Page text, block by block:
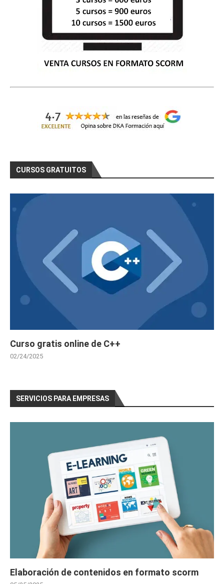
CURSOS GRATUITOS
Curso gratis online de C++
02/24/2025
SERVICIOS PARA EMPRESAS
Elaboración de contenidos en formato scorm